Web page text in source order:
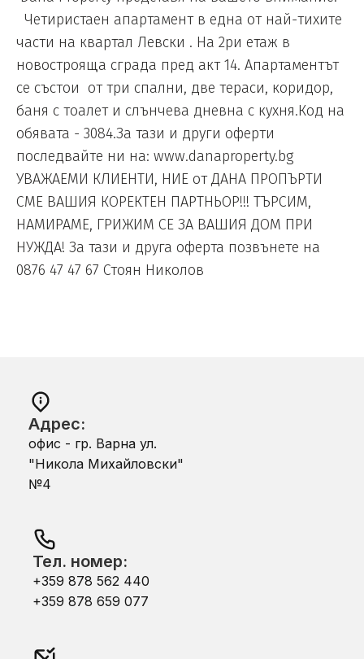
Четиристаен апартамент в една от най-тихите
части на квартал Левски . На 2ри етаж в
новострояща сграда пред акт 14. Апартаментът
се състои от три спални, две тераси, коридор,
баня с тоалет и слънчева дневна с кухня.Код на
обявата - 3084.За тази и други оферти
последвайте ни на: www.danaproperty.bg
УВАЖАЕМИ КЛИЕНТИ, НИЕ от ДАНА ПРОПЪРТИ
СМЕ ВАШИЯ КОРЕКТЕН ПАРТНЬОР!!! ТЪРСИМ,
НАМИРАМЕ, ГРИЖИМ СЕ ЗА ВАШИЯ ДОМ ПРИ
НУЖДА! За тази и друга оферта позвънете на
0876 47 47 67 Стоян Николов
Адрес:
офис - гр. Варна ул.
"Никола Михайловски"
№4
Тел. номер:
+359 878 562 440
+359 878 659 077